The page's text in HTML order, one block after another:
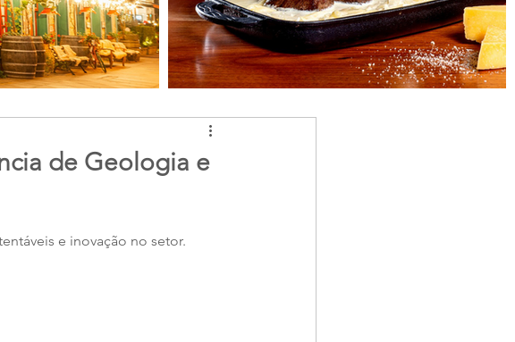
de Geologia e
e inovação no setor.